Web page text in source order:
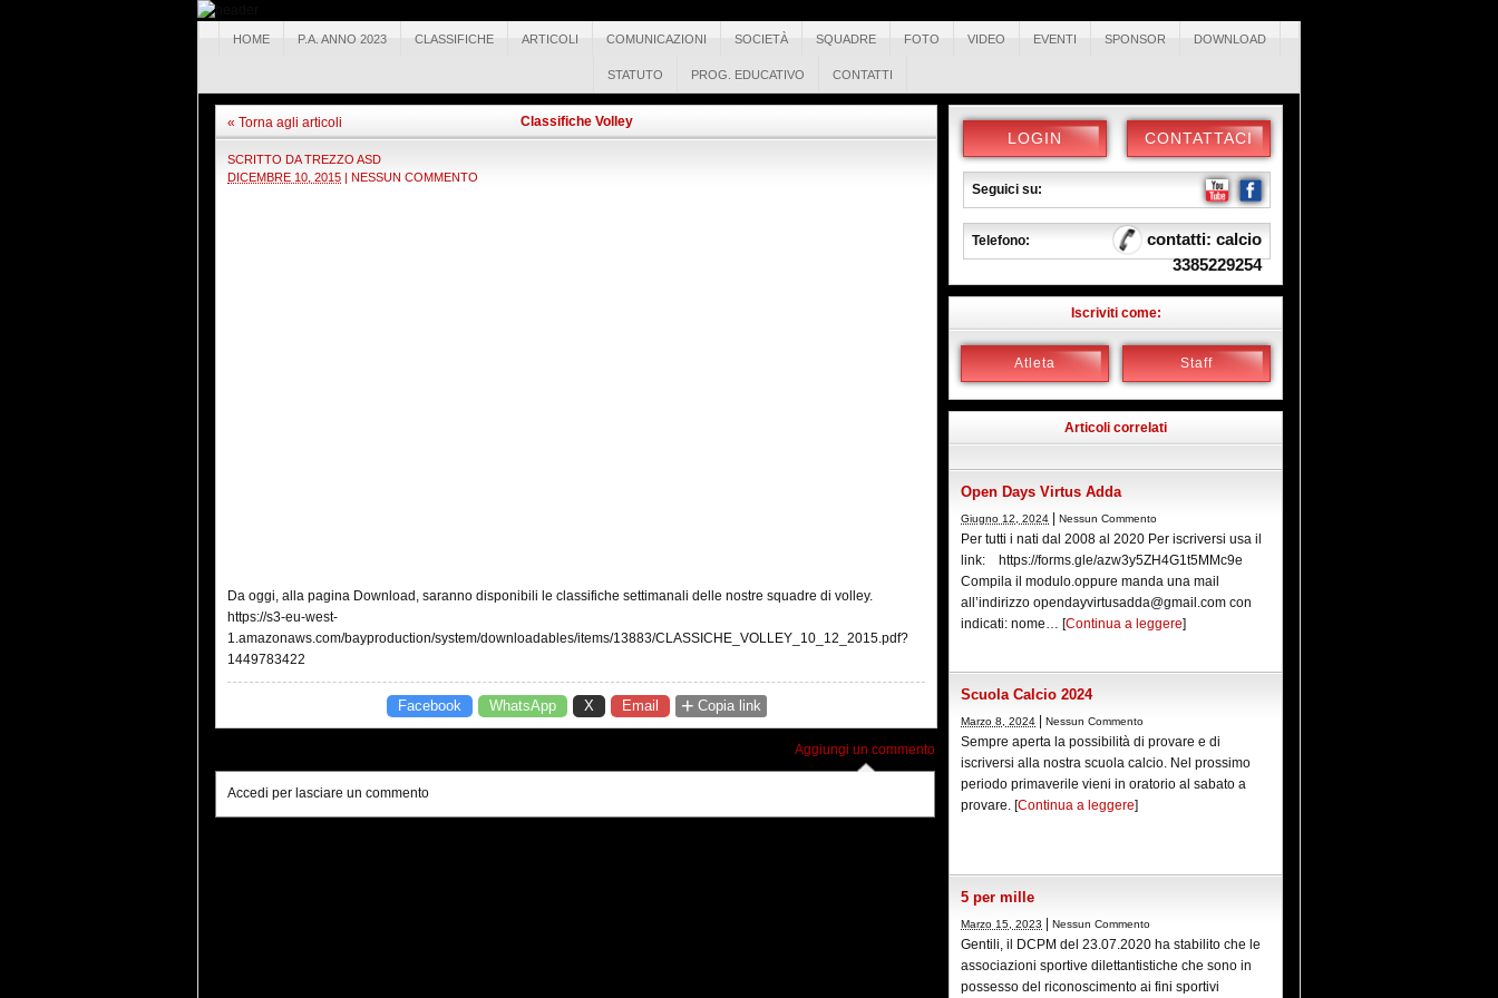
HOME P.A. ANNO 2023 CLASSIFICHE ARTICOLI COMUNICAZIONI SOCIETÀ SQUADRE FOTO VIDEO EVENTI SPONSOR DOWNLOAD
STATUTO PROG. EDUCATIVO CONTATTI
« Torna agli articoli Classifiche Volley
SCRITTO DATREZZO ASD
DICEMBRE 10, 2015 | NESSUN COMMENTO
Da oggi, alla pagina Download, saranno disponibili le classifiche settimanali delle nostre squadre di volley.
https://s3-eu-west-
1.amazonaws.com/bayproduction/system/downloadables/items/13883/CLASSICHE_VOLLEY_10_12_2015.pdf?
1449783422
Facebook WhatsApp X Email + Copia link
Aggiungi un commento
Accedi per lasciare un commento
LOGIN CONTATTACI
Seguici su:
Telefono:
contatti: calcio
3385229254
Iscriviti come:
Atleta Staff
Articoli correlati
Open Days Virtus Adda
Giugno 12, 2024 Nessun Commento
Per tutti i nati dal 2008 al 2020 Per iscriversi usa il
link: https://forms.gle/azw3y5ZH4G1t5MMc9e
Compila il modulo.oppure manda una mail
all’indirizzo opendayvirtusadda@gmail.com con
indicati: nome… [Continua a leggere]
Scuola Calcio 2024
Marzo 8, 2024 Nessun Commento
Sempre aperta la possibilità di provare e di
iscriversi alla nostra scuola calcio. Nel prossimo
periodo primaverile vieni in oratorio al sabato a
provare. [Continua a leggere]
5 per mille
Marzo 15, 2023 Nessun Commento
Gentili, il DCPM del 23.07.2020 ha stabilito che le
associazioni sportive dilettantistiche che sono in
possesso del riconoscimento ai fini sportivi